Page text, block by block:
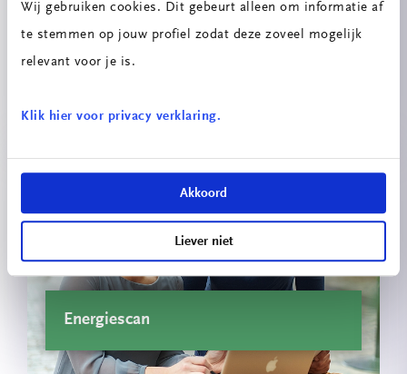
Wij gebruiken cookies. Dit gebeurt alleen om informatie af
te stemmen op jouw profiel zodat deze zoveel mogelijk
relevant voor je is.
Klik hier voor privacy verklaring.
Akkoord
Liever niet
Innovatieprojecten School voor
Energiescan